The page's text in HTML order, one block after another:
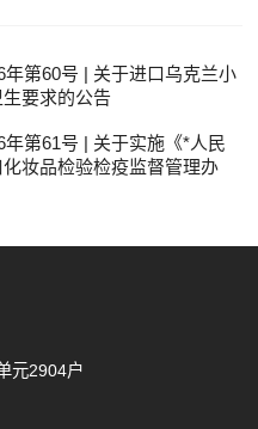
年第60号 | 关于进口乌克兰小
要求的公告
年第61号 | 关于实施《*人民
妆品检验检疫监督管理办
元2904户